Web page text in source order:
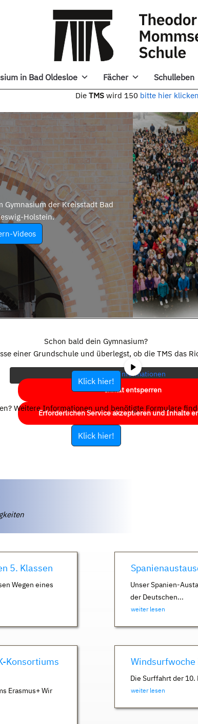
in Bad Oldesloe Fächer Schulleben
TMS wird 150 bitte hier klicken
Gymnasium der Kreisstadt Bad
Holstein.
Videos
eigentlichen Inhalt zuzugreifen, klicken Sie auf die
Bitte beachten Sie, dass dabei Daten an Drittanbieter
werden.
Mehr Informationen
Inhalt entsperren
Erforderlichen Service akzeptieren und Inhalte
Schon bald dein Gymnasium?
einer Grundschule und überlegst, ob die TMS das
Klick hier!
Weitere Informationen und benötigte Formulare
Klick hier!
5. Klassen
Wegen eines
Unser Spanien-
der Deutschen...
weiter lesen
Konsortiums
Erasmus+ Wir
Die Surffahrt der 10.
weiter lesen